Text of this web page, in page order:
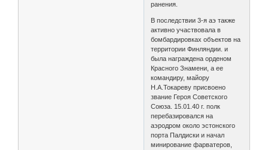
ранения.
В последствии 3-я аэ также
активно участвовала в
бомбардировках объектов на
территории Финляндии. и
была награждена орденом
Красного Знамени, а ее
командиру, майору
Н.А.Токареву присвоено
звание Героя Советского
Союза. 15.01.40 г. полк
перебазировался на
аэродром около эстонского
порта Палдиски и начал
минирование фарватеров,